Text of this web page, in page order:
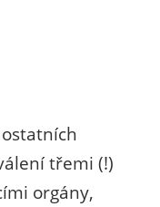
třemi (!)
orgány,